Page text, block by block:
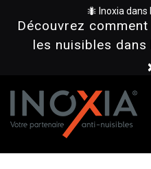
🐜 Inoxia dans
Découvrez
les nuisibles dans
Panneau de gestion des cookies